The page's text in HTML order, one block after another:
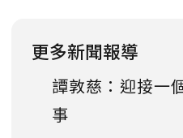
更多新聞報導
譚敦慈：迎接一
事